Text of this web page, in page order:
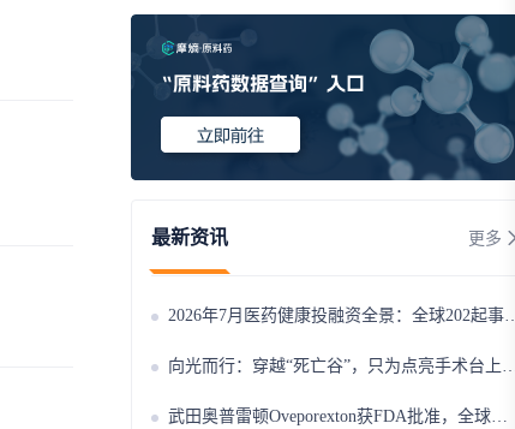
最新资讯 更多
2026年7月医药健康投融资全景：全球202起事件、中国99起，医疗器械+医药研发双赛道吸金564亿
向光而行：穿越“死亡谷”，只为点亮手术台上的那束光
武田奥普雷顿Oveporexton获FDA批准，全球首个靶向食欲素的1型发作性睡病对因治疗药物上市